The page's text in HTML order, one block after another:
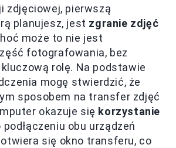
zdjęciowej, pierwszą
planujesz, jest zgranie zdjęć
może to nie jest
fotografowania, bez
rolę. Na podstawie
mogę stwierdzić, że
sposobem na transfer zdjęć
okazuje się korzystanie
podłączeniu obu urządzeń
się okno transferu, co